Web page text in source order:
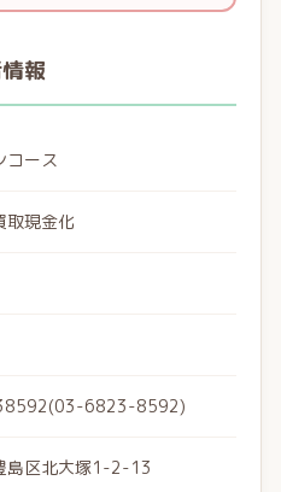
報
コース
取現金化
6823-8592)
島区北大塚1-2-13